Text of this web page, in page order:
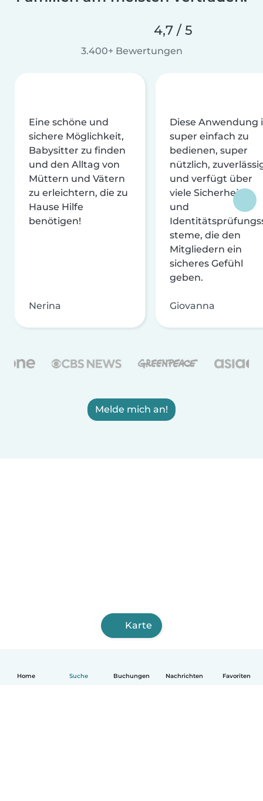
Home Suche Buchungen Nachrichten Favoriten
4,7 / 5
3.400+ Bewertungen
Eine schöne und
sichere Möglichkeit,
Babysitter zu finden
und den Alltag von
Müttern und Vätern
zu erleichtern, die zu
Hause Hilfe
benötigen!
Nerina
Diese Anwendung
super einfach zu
bedienen, super
nützlich,
und verfügt über
viele Sicherheits-
und
steme, die den
Mitgliedern ein
sicheres Gefühl
geben.
Giovanna
Melde mich an!
Karte